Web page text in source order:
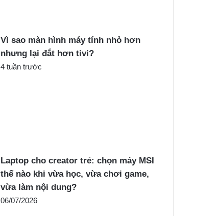
Vì sao màn hình máy tính nhỏ hơn
nhưng lại đắt hơn tivi?
4 tuần trước
Laptop cho creator trẻ: chọn máy MSI
thế nào khi vừa học, vừa chơi game,
vừa làm nội dung?
06/07/2026